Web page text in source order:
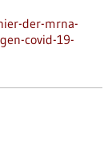
der-mrna-
covid-19-